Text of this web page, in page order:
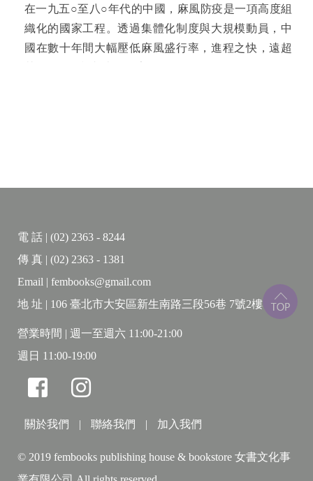
在一九五○至八○年代的中國，麻風防疫是一項高度組
織化的國家工程。透過集體化制度與大規模動員，中
國在數十年間大幅壓低麻風盛行率，進程之快，遠超
連同行也對其工作抱持輕視。在極度匱乏與高度汙名
的環境中，他們除了要面對艱苦的底層醫療，還必須
壓抑委屈、維持專業，承擔起難以言說的情緒勞動。
那些被貶抑為「活人公墓」的麻風村，則構成另一幅
弔詭的場景。隔離，原本意味著排除與遺棄，但在政
治風暴最劇烈的年代，這些孤立聚落反而成為某種寧
靜島嶼。紅衛兵因恐懼傳染而不敢進入，使部分知識
與醫療實作得以在黑暗時代中延續。
要書籍獎項。此次修訂新版於COVID-19之後推出，意
義尤為深遠。當全球再次經歷大規模防疫與治理實
電 話 | (02) 2363 - 8244
傳 真 | (02) 2363 - 1381
Email | fembooks@gmail.com
地 址 | 106 臺北市大安區新生南路三段56巷 7號2樓
營業時間 | 週一至週六 11:00-21:00
週日 11:00-19:00
關於我們 | 聯絡我們 | 加入我們
© 2019 fembooks publishing house & bookstore 女書文化事